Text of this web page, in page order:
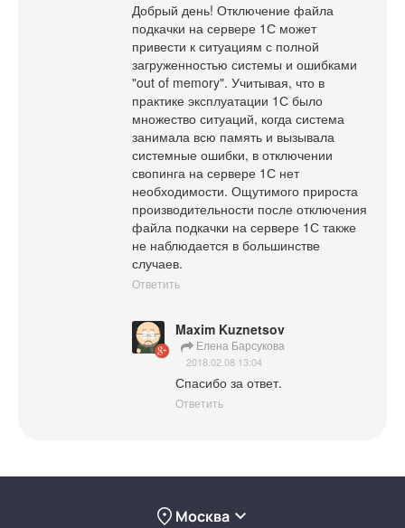
Добрый день! Отключение файла
подкачки на сервере 1С может
привести к ситуациям с полной
загруженностью системы и ошибками
"out of memory". Учитывая, что в
практике эксплуатации 1С было
множество ситуаций, когда система
занимала всю память и вызывала
системные ошибки, в отключении
свопинга на сервере 1С нет
необходимости. Ощутимого прироста
производительности после отключения
файла подкачки на сервере 1С также
не наблюдается в большинстве
случаев.
Ответить
Maxim Kuznetsov
Елена Барсукова
2018.02.08 13:04
Спасибо за ответ.
Ответить
Москва